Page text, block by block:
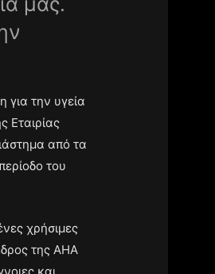
για την υγεία
Εταιρίας
από τα
του
χρήσιμες
της AHA